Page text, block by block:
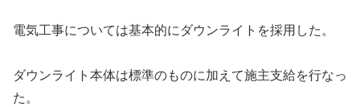
電気工事については基本的にダウンライトを採用した。
ダウンライト本体は標準のものに加えて施主支給を行なっ
た。